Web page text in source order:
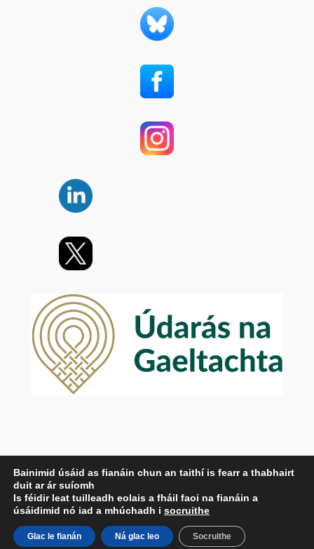
Príobháideachas
Beartas Príobháideachais
Téarmaí agus Coinníollacha
Bainimid úsáid as fianáin chun an taithí is fearr a thabhairt
duit ar ár suíomh
Is féidir leat tuilleadh eolais a fháil faoi na fianáin a
úsáidimid nó iad a mhúchadh i socruithe
Glac le fianán Ná glac leo Socruithe